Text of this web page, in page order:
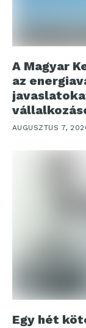
A Magyar
az
AUGUSZTUS 7,
Egy hét